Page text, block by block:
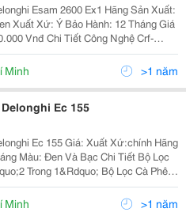
2600 Ex1 Hãng Sản Xuất:
Xuất Xứ: Ý Bảo Hành: 12 Tháng Giá
Công Nghệ Crf-
Fresh: Công Nghệ Crf Với Các Tính
Phê Hạ
Minh >1 năm
Ec 155
Xuất Xứ:chính Hãng
Bộ Lọc
Trong 1&Rdquo; Bộ Lọc Cà Phê
Cà Phê Bột. Hệ Thống Cappucinno:
Ch
Minh >1 năm